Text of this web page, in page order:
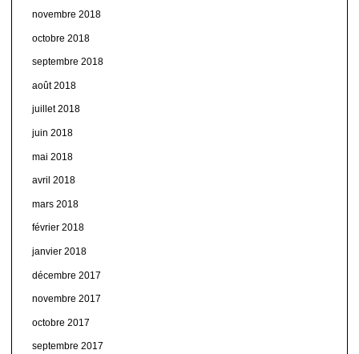
novembre 2018
octobre 2018
septembre 2018
août 2018
juillet 2018
juin 2018
mai 2018
avril 2018
mars 2018
février 2018
janvier 2018
décembre 2017
novembre 2017
octobre 2017
septembre 2017